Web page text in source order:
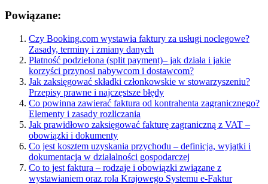
Powiązane:
Czy Booking.com wystawia faktury za usługi noclegowe?
Zasady, terminy i zmiany danych
Płatność podzielona (split payment)– jak działa i jakie
korzyści przynosi nabywcom i dostawcom?
Jak zaksięgować składki członkowskie w stowarzyszeniu?
Przepisy prawne i najczęstsze błędy
Co powinna zawierać faktura od kontrahenta zagranicznego?
Elementy i zasady rozliczania
Jak prawidłowo zaksięgować fakturę zagraniczną z VAT –
obowiązki i dokumenty
Co jest kosztem uzyskania przychodu – definicja, wyjątki i
dokumentacja w działalności gospodarczej
Co to jest faktura – rodzaje i obowiązki związane z
wystawianiem oraz rola Krajowego Systemu e-Faktur